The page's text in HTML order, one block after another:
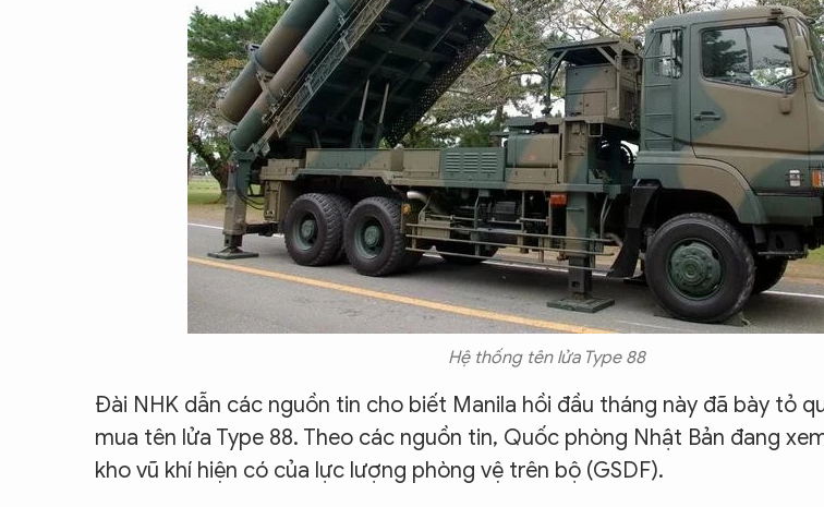
Hệ thống tên lửa Type 88
Đài NHK dẫn các nguồn tin cho biết Manila hồi đầu tháng này đã bày tỏ
mua tên lửa Type 88. Theo các nguồn tin, Quốc phòng Nhật Bản đang
kho vũ khí hiện có của lực lượng phòng vệ trên bộ (GSDF).